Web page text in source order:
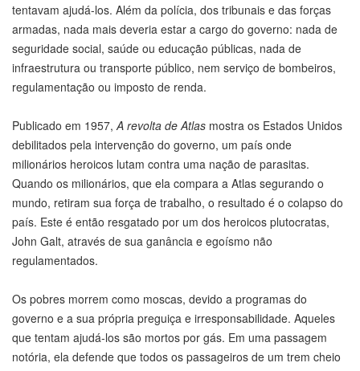
tentavam ajudá-los. Além da polícia, dos tribunais e das forças
armadas, nada mais deveria estar a cargo do governo: nada de
seguridade social, saúde ou educação públicas, nada de
infraestrutura ou transporte público, nem serviço de bombeiros,
regulamentação ou imposto de renda.
Publicado em 1957,A revolta de Atlas mostra os Estados Unidos
debilitados pela intervenção do governo, um país onde
milionários heroicos lutam contra uma nação de parasitas.
Quando os milionários, que ela compara a Atlas segurando o
mundo, retiram sua força de trabalho, o resultado é o colapso do
país. Este é então resgatado por um dos heroicos plutocratas,
John Galt, através de sua ganância e egoísmo não
regulamentados.
Os pobres morrem como moscas, devido a programas do
governo e a sua própria preguiça e irresponsabilidade. Aqueles
que tentam ajudá-los são mortos por gás. Em uma passagem
notória, ela defende que todos os passageiros de um trem cheio